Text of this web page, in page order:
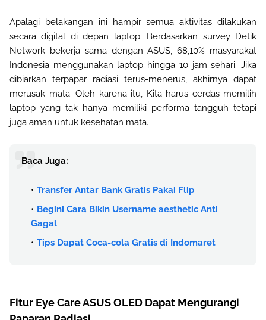
Apalagi belakangan ini hampir semua aktivitas dilakukan
secara digital di depan laptop. Berdasarkan survey Detik
Network bekerja sama dengan ASUS, 68,10% masyarakat
Indonesia menggunakan laptop hingga 10 jam sehari. Jika
dibiarkan terpapar radiasi terus-menerus, akhirnya dapat
merusak mata. Oleh karena itu, Kita harus cerdas memilih
laptop yang tak hanya memiliki performa tangguh tetapi
juga aman untuk kesehatan mata.
Baca Juga:
Transfer Antar Bank Gratis Pakai Flip
Begini Cara Bikin Username aesthetic Anti
Gagal
Tips Dapat Coca-cola Gratis di Indomaret
Fitur Eye Care ASUS OLED Dapat Mengurangi